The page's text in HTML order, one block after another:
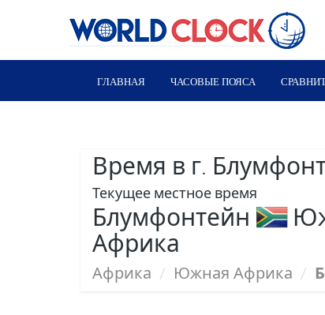
ГЛАВНАЯ ЧАСОВЫЕ ПОЯСА
Время в г.
Текущее местное время
Блумфонтейн
Африка
Африка / Южная Африка /